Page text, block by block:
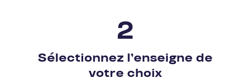
Sélectionnez l’enseigne de
votre choix